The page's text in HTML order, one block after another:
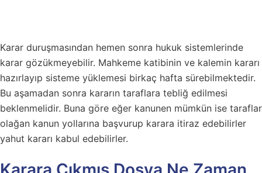
Karar duruşmasından hemen sonra hukuk sistemlerinde
karar gözükmeyebilir. Mahkeme katibinin ve kalemin kararı
hazırlayıp sisteme yüklemesi birkaç hafta sürebilmektedir.
Bu aşamadan sonra kararın taraflara tebliğ edilmesi
beklenmelidir. Buna göre eğer kanunen mümkün ise taraflar
olağan kanun yollarına başvurup karara itiraz edebilirler
yahut kararı kabul edebilirler.